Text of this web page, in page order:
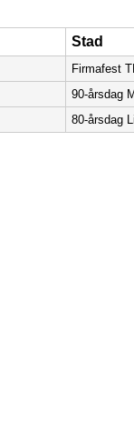
Stad
Firmafest
90-årsdag
80-årsdag